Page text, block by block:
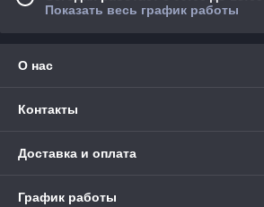
Показать весь график работы
О нас
Контакты
Доставка и оплата
График работы